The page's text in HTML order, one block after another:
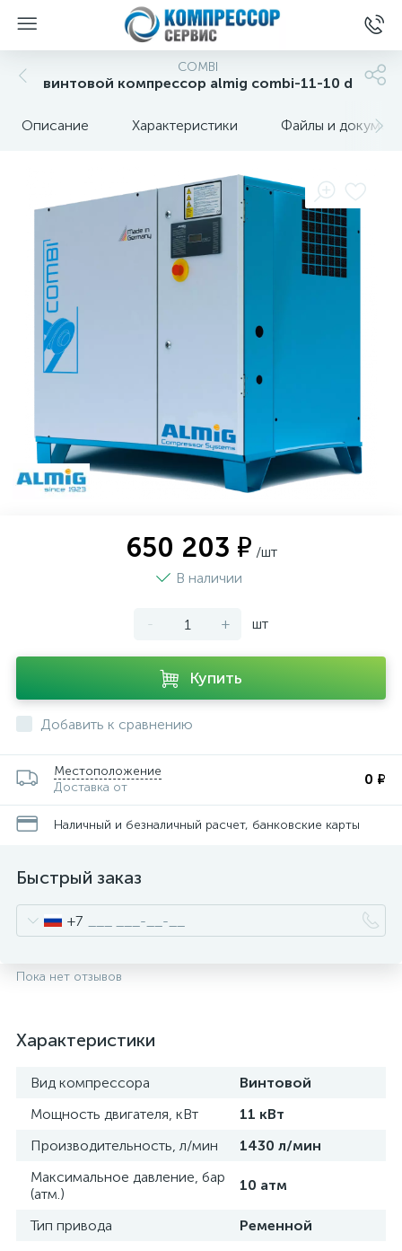
COMBI
винтовой компрессор almig combi-11-10 d
Описание Характеристики Файлы и
650 203 ₽ /шт
В наличии
- + шт
Купить
Добавить к сравнению
Местоположение
Доставка от
0 ₽
Наличный и безналичный расчет, банковские карты
Быстрый заказ
+7
Пока нет отзывов
Характеристики
Вид компрессора
Винтовой
Мощность двигателя, кВт
11 кВт
Производительность, л/мин
1430 л/мин
Максимальное давление, бар
(атм.)
10 атм
Тип привода
Ременной